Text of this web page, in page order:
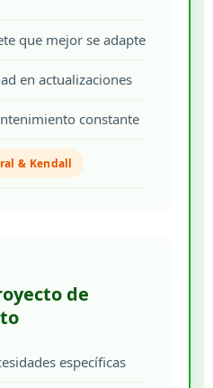
que mejor se adapte
en actualizaciones
constante
& Kendall
de
específicas